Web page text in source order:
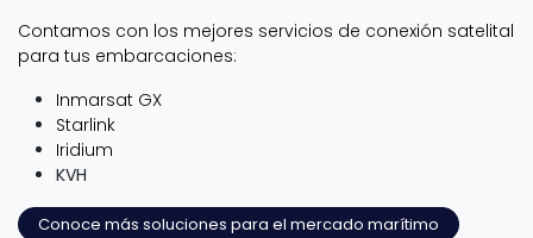
Contamos con los mejores servicios de conexión satelital
para tus embarcaciones:
Inmarsat GX
Starlink
Iridium
KVH
Conoce más soluciones para el mercado marítimo